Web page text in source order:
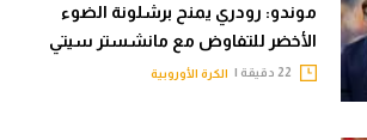
موندو: رودري يمنح برشلونة الضوء
الأخضر للتفاوض مع مانشستر سيتي
الكرة الأوروبية